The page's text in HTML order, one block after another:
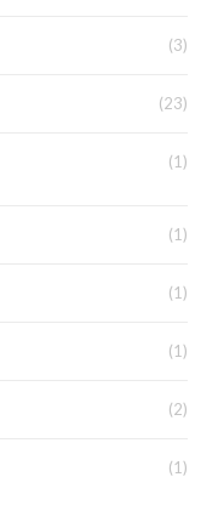
(3)
(23)
(1)
(1)
(1)
(1)
(2)
(1)